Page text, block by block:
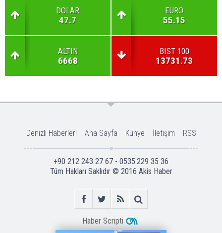
DOLAR
47.7
EURO
55.15
ALTIN
6668
BIST 100
13731.73
Denizli Haberleri Ana Sayfa Künye İletişim RSS
+90 212 243 27 67 - 0535.229 35 36
Tüm Hakları Saklıdır © 2016 Akis Haber
Haber Scripti